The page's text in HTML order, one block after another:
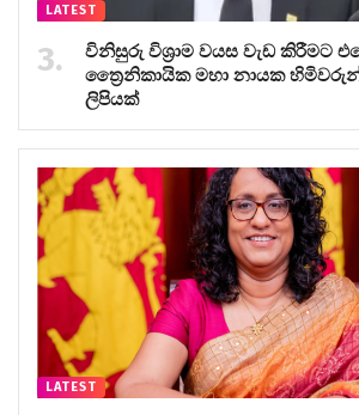
LATEST
විනිසුරු විශ්‍රාම වයස වැඩ කිරීමට
ත්‍රෛනිකායික මහා නායක
ලිපියක්
LATEST